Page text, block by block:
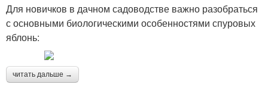
Для новичков в дачном садоводстве важно разобраться
с основными биологическими особенностями спуровых
яблонь:
читать дальше →